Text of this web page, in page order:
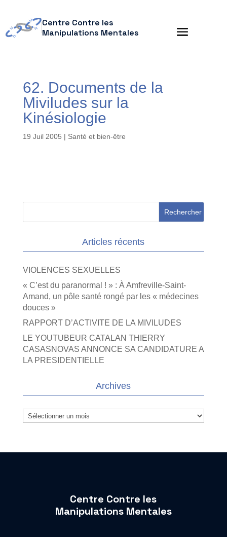
Centre Contre les
Manipulations Mentales
62. Documents de la
Miviludes sur la
Kinésiologie
19 Juil 2005 | Santé et bien-être
Articles récents
VIOLENCES SEXUELLES
« C’est du paranormal ! » : À Amfreville-Saint-
Amand, un pôle santé rongé par les « médecines
douces »
RAPPORT D’ACTIVITE DE LA MIVILUDES
LE YOUTUBEUR CATALAN THIERRY
CASASNOVAS ANNONCE SA CANDIDATURE A
LA PRESIDENTIELLE
Archives
Archives
Centre Contre les
Manipulations Mentales